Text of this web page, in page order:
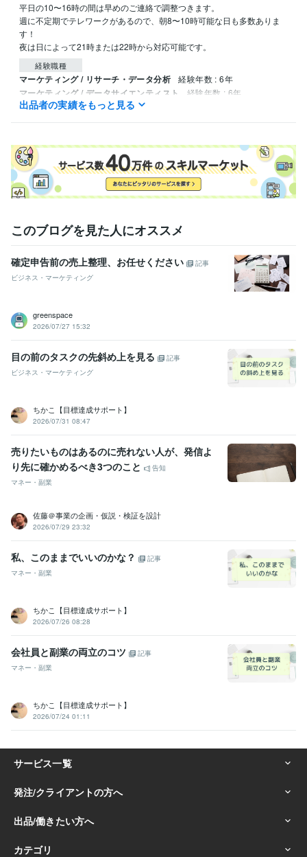
平日の10〜16時の間は早めのご連絡で調整つきます。
週に不定期でテレワークがあるので、朝8〜10時可能な日も多数ありま
す！
夜は日によって21時または22時から対応可能です。
経験職種
マーケティング / リサーチ・データ分析 経験年数 : 6年
マーケティング / データサイエンティスト 経験年数 : 6年
日商簿記検定2級 取得年 : 2001年
秘書技能検定2級 取得年 : 2001年
マイクロソフト オフィス スペシャリスト（MOS） 取得年 : 2001年
医療事務管理士 取得年 : 2013年
ビジネス代行・事務代行 個人事業主の会計サポート
し
節税
効率化 保険
出品者の実績をもっと見る
このブログを見た人にオススメ
確定申告前の売上整理、お任せください
記事
ビジネス・マーケティング
greenspace
2026/07/27 15:32
目の前のタスクの先斜め上を見る
記事
ビジネス・マーケティング
ちかこ【目標達成サポート】
2026/07/31 08:47
売りたいものはあるのに売れない人が、発信よ
り先に確かめるべき3つのこと
告知
マネー・副業
佐藤＠事業の企画・仮説・検証を設計
2026/07/29 23:32
私、このままでいいのかな？
記事
マネー・副業
ちかこ【目標達成サポート】
2026/07/26 08:28
会社員と副業の両立のコツ
記事
マネー・副業
ちかこ【目標達成サポート】
2026/07/24 01:11